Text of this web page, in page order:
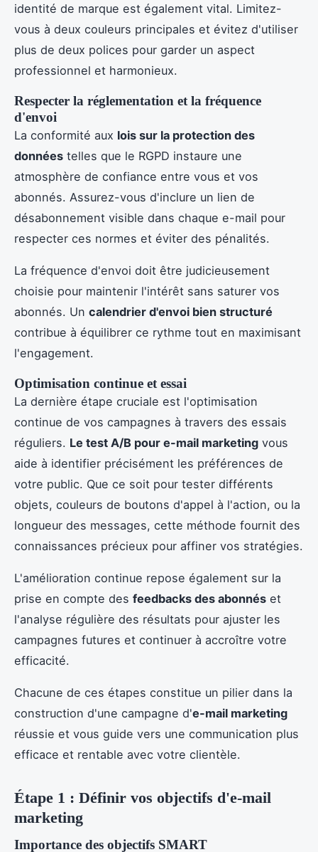
identité de marque est également vital. Limitez-
vous à deux couleurs principales et évitez d'utiliser
plus de deux polices pour garder un aspect
professionnel et harmonieux.
Respecter la réglementation et la fréquence
d'envoi
La conformité aux lois sur la protection des
données telles que le RGPD instaure une
atmosphère de confiance entre vous et vos
abonnés. Assurez-vous d'inclure un lien de
désabonnement visible dans chaque e-mail pour
respecter ces normes et éviter des pénalités.
La fréquence d'envoi doit être judicieusement
choisie pour maintenir l'intérêt sans saturer vos
abonnés. Un calendrier d'envoi bien structuré
contribue à équilibrer ce rythme tout en maximisant
l'engagement.
Optimisation continue et essai
La dernière étape cruciale est l'optimisation
continue de vos campagnes à travers des essais
réguliers. Le test A/B pour e-mail marketing vous
aide à identifier précisément les préférences de
votre public. Que ce soit pour tester différents
objets, couleurs de boutons d'appel à l'action, ou la
longueur des messages, cette méthode fournit des
connaissances précieux pour affiner vos stratégies.
L'amélioration continue repose également sur la
prise en compte des feedbacks des abonnés et
l'analyse régulière des résultats pour ajuster les
campagnes futures et continuer à accroître votre
efficacité.
Chacune de ces étapes constitue un pilier dans la
construction d'une campagne d'e-mail marketing
réussie et vous guide vers une communication plus
efficace et rentable avec votre clientèle.
Étape 1 : Définir vos objectifs d'e-mail
marketing
Importance des objectifs SMART